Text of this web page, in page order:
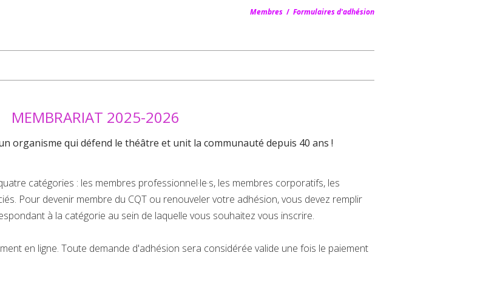
Membres / Formulaires d'adhésion
MEMBRARIAT 2025-2026
organisme qui défend le théâtre et unit la communauté depuis 40 ans !
catégories : les membres professionnel·le·s, les membres corporatifs, les
Pour devenir membre du CQT ou renouveler votre adhésion, vous devez remplir
à la catégorie au sein de laquelle vous souhaitez vous inscrire.
en ligne. Toute demande d'adhésion sera considérée valide une fois le paiement